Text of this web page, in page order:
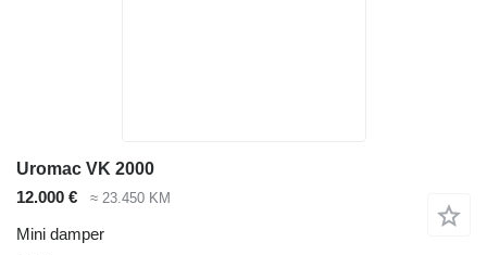
Uromac VK 2000
12.000 €
≈ 23.450 KM
Mini damper